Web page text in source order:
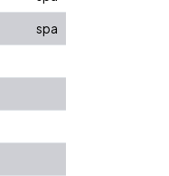
spa